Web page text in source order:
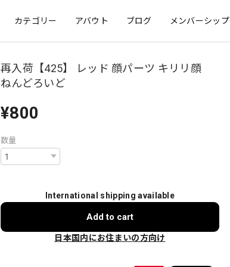
カテゴリー アバウト ブログ メンバーシップ
再入荷【425】 レッド 顔パーツ キリリ顔
ねんどろいど
¥800
数量
International shipping available
Add to cart
日本国内にお住まいの方向け